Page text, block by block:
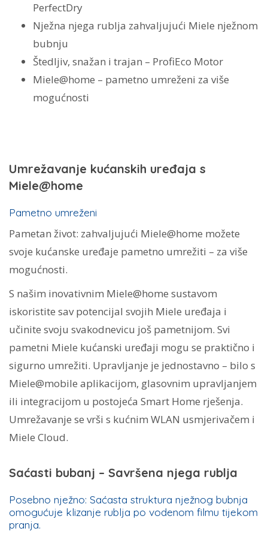
PerfectDry
Nježna njega rublja zahvaljujući Miele nježnom
bubnju
Štedljiv, snažan i trajan – ProfiEco Motor
Miele@home – pametno umreženi za više
mogućnosti
Umrežavanje kućanskih uređaja s
Miele@home
Pametno umreženi
Pametan život: zahvaljujući Miele@home možete
svoje kućanske uređaje pametno umrežiti – za više
mogućnosti.
S našim inovativnim Miele@home sustavom
iskoristite sav potencijal svojih Miele uređaja i
učinite svoju svakodnevicu još pametnijom. Svi
pametni Miele kućanski uređaji mogu se praktično i
sigurno umrežiti. Upravljanje je jednostavno – bilo s
Miele@mobile aplikacijom, glasovnim upravljanjem
ili integracijom u postojeća Smart Home rješenja.
Umrežavanje se vrši s kućnim WLAN usmjerivačem i
Miele Cloud.
Saćasti bubanj – Savršena njega rublja
Posebno nježno: Saćasta struktura nježnog bubnja
omogućuje klizanje rublja po vodenom filmu tijekom
pranja.